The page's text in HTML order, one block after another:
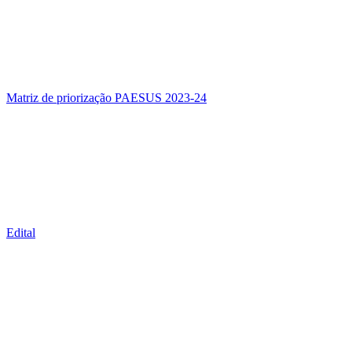
Matriz de priorização PAESUS 2023-24
Edital